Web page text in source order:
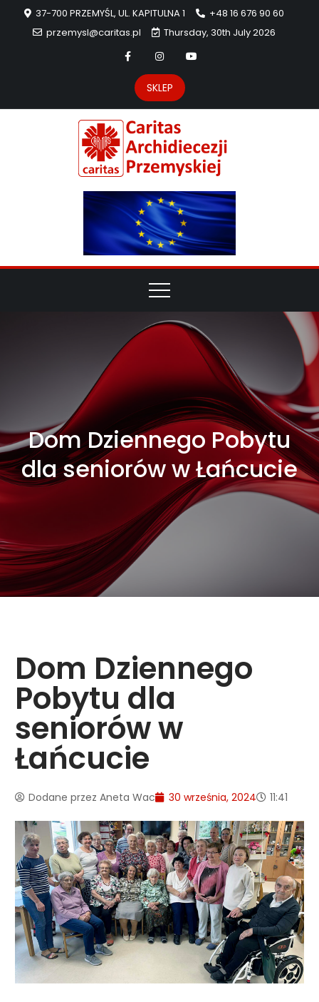
37-700 PRZEMYŚL, UL. KAPITULNA 1
+48 16 676 90 60
przemysl@caritas.pl
Thursday, 30th July 2026
SKLEP
Dom Dziennego Pobytu
dla seniorów w Łańcucie
Dom Dziennego
Pobytu dla
seniorów w
Łańcucie
Dodane przez Aneta Wac 30 września, 2024 11:41